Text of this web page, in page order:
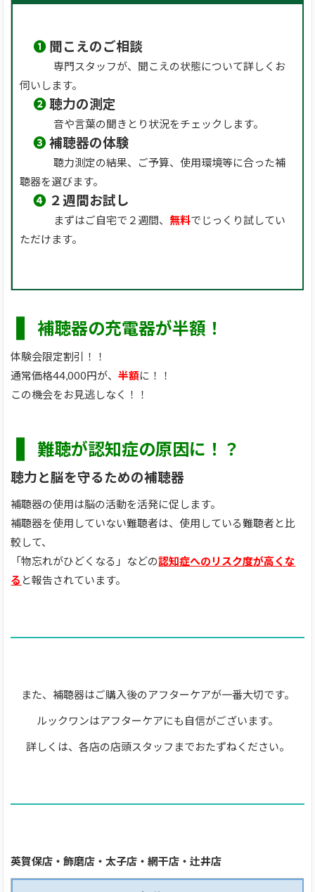
❶ 聞こえのご相談
専門スタッフが、聞こえの状態について詳しくお
伺いします。
❷聴力の測定
音や言葉の聞きとり状況をチェックします。
❸ 補聴器の体験
聴力測定の結果、ご予算、使用環境等に合った補
聴器を選びます。
❹ ２週間お試し
まずはご自宅で２週間、無料でじっくり試してい
ただけます。
❚ 補聴器の充電器が半額！
体験会限定割引！！
通常価格44,000円が、半額に！！
この機会をお見逃しなく！！
❚ 難聴が認知症の原因に！？
聴力と脳を守るための補聴器
補聴器の使用は脳の活動を活発に促します。
補聴器を使用していない難聴者は、使用している難聴者と比
較して、
「物忘れがひどくなる」などの認知症へのリスク度が高くな
る と報告されています。
また、補聴器はご購入後のアフターケアが一番大切です。
ルックワンはアフターケアにも自信がございます。
詳しくは、各店の店頭スタッフまでおたずねください。
英賀保店・飾磨店・太子店・網干店・辻井店